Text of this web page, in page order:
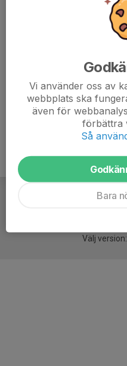
Välj version:
Vi använder oss av
webbplats ska
även för
förbättra
Så
Bara